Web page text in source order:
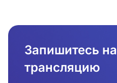
Запишитесь
трансляцию